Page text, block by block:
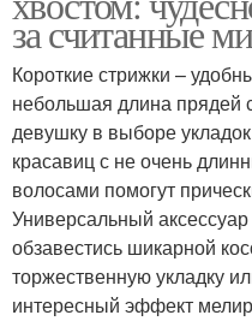
за считанные
Короткие стрижки –
небольшая длина прядей
девушку в выборе
красавиц с не очень
волосами помогут
Универсальный
обзавестись шикарной
торжественную укладку
интересный эффект